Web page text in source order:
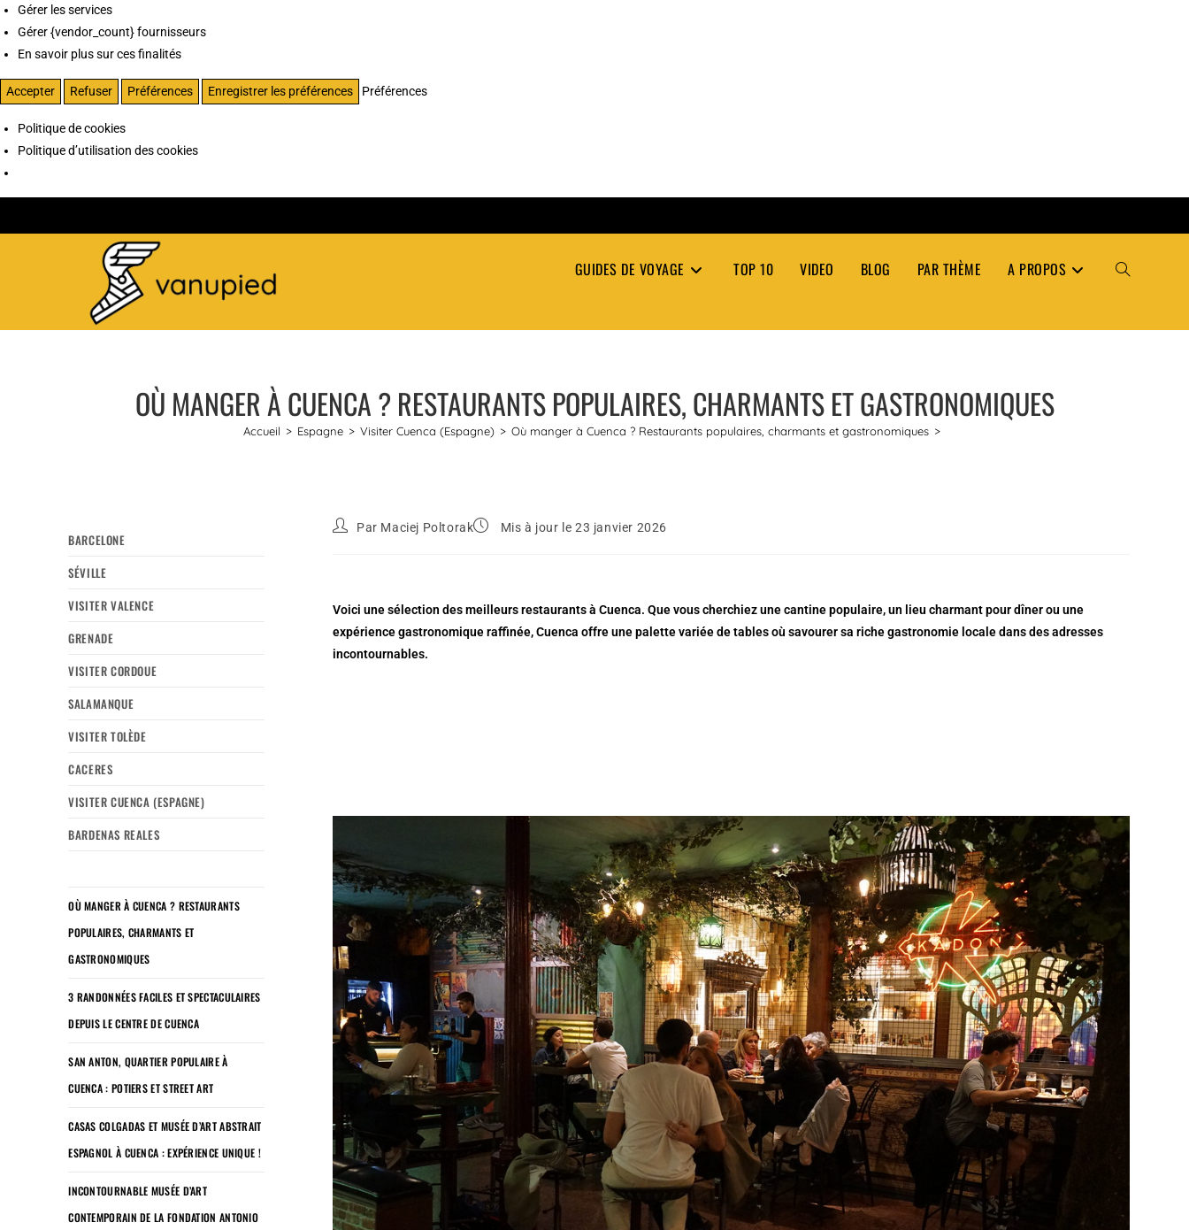
Gérer les services
Gérer {vendor_count} fournisseurs
En savoir plus sur ces finalités
Accepter Refuser Préférences Enregistrer les préférences Préférences
Politique de cookies
Politique d’utilisation des cookies
GUIDES DE VOYAGE TOP 10 VIDEO BLOG PAR THÈME A PROPOS TOGGLE
OÙ MANGER À CUENCA ? RESTAURANTS POPULAIRES, CHARMANTS ET GASTRONOMIQUES
Accueil > Espagne > Visiter Cuenca (Espagne) > Où manger à Cuenca ? Restaurants populaires, charmants et gastronomiques >
BARCELONE
SÉVILLE
VISITER VALENCE
GRENADE
VISITER CORDOUE
SALAMANQUE
VISITER TOLÈDE
CACERES
VISITER CUENCA (ESPAGNE)
BARDENAS REALES
OÙ MANGER À CUENCA ? RESTAURANTS
POPULAIRES, CHARMANTS ET
GASTRONOMIQUES
3 RANDONNÉES FACILES ET SPECTACULAIRES
DEPUIS LE CENTRE DE CUENCA
SAN ANTON, QUARTIER POPULAIRE À
CUENCA : POTIERS ET STREET ART
CASAS COLGADAS ET MUSÉE D’ART ABSTRAIT
ESPAGNOL À CUENCA : EXPÉRIENCE UNIQUE !
INCONTOURNABLE MUSÉE D’ART
CONTEMPORAIN DE LA FONDATION ANTONIO
Par Maciej Poltorak Mis à jour le 23 janvier 2026
Voici une sélection des meilleurs restaurants à Cuenca. Que vous cherchiez une cantine populaire, un lieu charmant pour dîner ou une
expérience gastronomique raffinée, Cuenca offre une palette variée de tables où savourer sa riche gastronomie locale dans des adresses
incontournables.